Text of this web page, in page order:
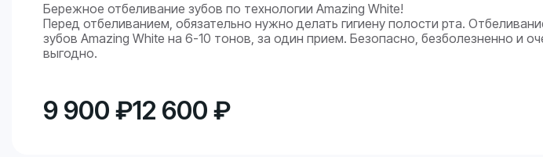
Бережное отбеливание зубов по технологии Amazing White!
Перед отбеливанием, обязательно нужно делать гигиену полости рта.
зубов Amazing White на 6-10 тонов, за один прием. Безопасно, безболезненно и
выгодно.
9 900 ₽12 600 ₽